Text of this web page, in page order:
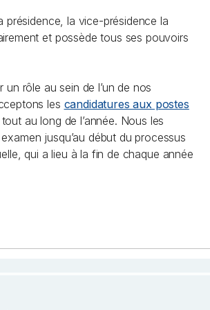
présidence, la vice-présidence la
et possède tous ses pouvoirs
rôle au sein de l’un de nos
les candidatures aux postes
tout au long de l’année. Nous les
jusqu’au début du processus
qui a lieu à la fin de chaque année